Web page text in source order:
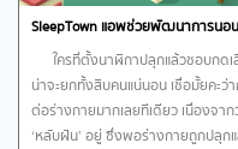
SleepTown แอพช่วยพัฒนาการนอ
ใครที่ตั้งนาฬิกาปลุกแล้วชอบกดเ
น่าจะยกทั้งสิบคนแน่นอน เชื่อมั้ยคะว่
ต่อร่างกายมากเลยทีเดียว เนื่องจา
‘หลับฝัน’ อยู่ ซึ่งพอร่างกายถูกปลุก